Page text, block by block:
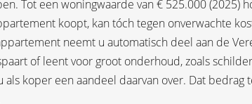
Tot een woningwaarde van € 525.000 (2025)
koopt, kan tóch tegen onverwachte
neemt u automatisch deel aan de
of leent voor groot onderhoud, zoals
als koper een aandeel daarvan over. Dat